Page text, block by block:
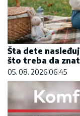
Šta dete
što treba da
05. 08. 2026 06:45